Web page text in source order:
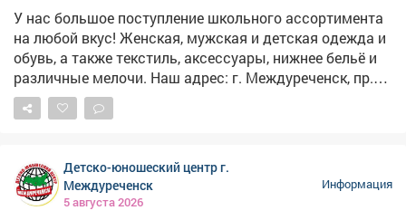
У нас большое поступление школьного ассортимента
на любой вкус! Женская, мужская и детская одежда и
обувь, а также текстиль, аксессуары, нижнее бельё и
различные мелочи. Наш адрес: г. Междуреченск, пр.
Строителей, 48/3
Детско-юношеский центр г.
Междуреченск
5 августа 2026
Информация